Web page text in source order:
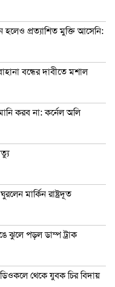
হলেও প্রত্যাশিত মুক্তি আসেনি:
বন্ধের দাবীতে মশাল
করব না: কর্নেল অলি
মার্কিন রাষ্ট্রদূত
ঝুলে পড়ল ডাম্প ট্রাক
থেকে যুবক চির বিদায়